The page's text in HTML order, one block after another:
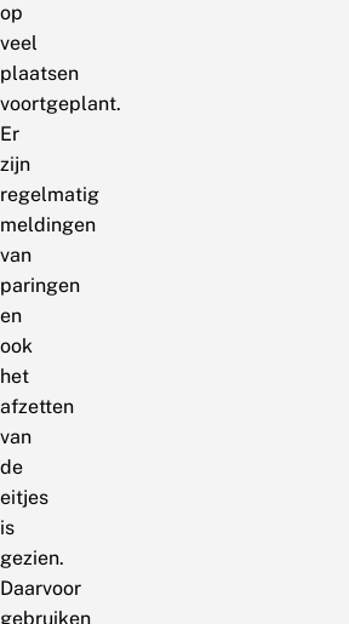
op
veel
plaatsen
voortgeplant.
Er
zijn
regelmatig
meldingen
van
paringen
en
ook
het
afzetten
van
de
eitjes
is
gezien.
Daarvoor
gebruiken